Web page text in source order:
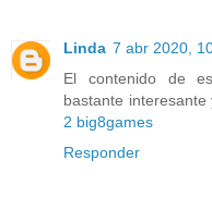
Linda 7 abr 2020,
El contenido de
bastante
2 big8games
Responder